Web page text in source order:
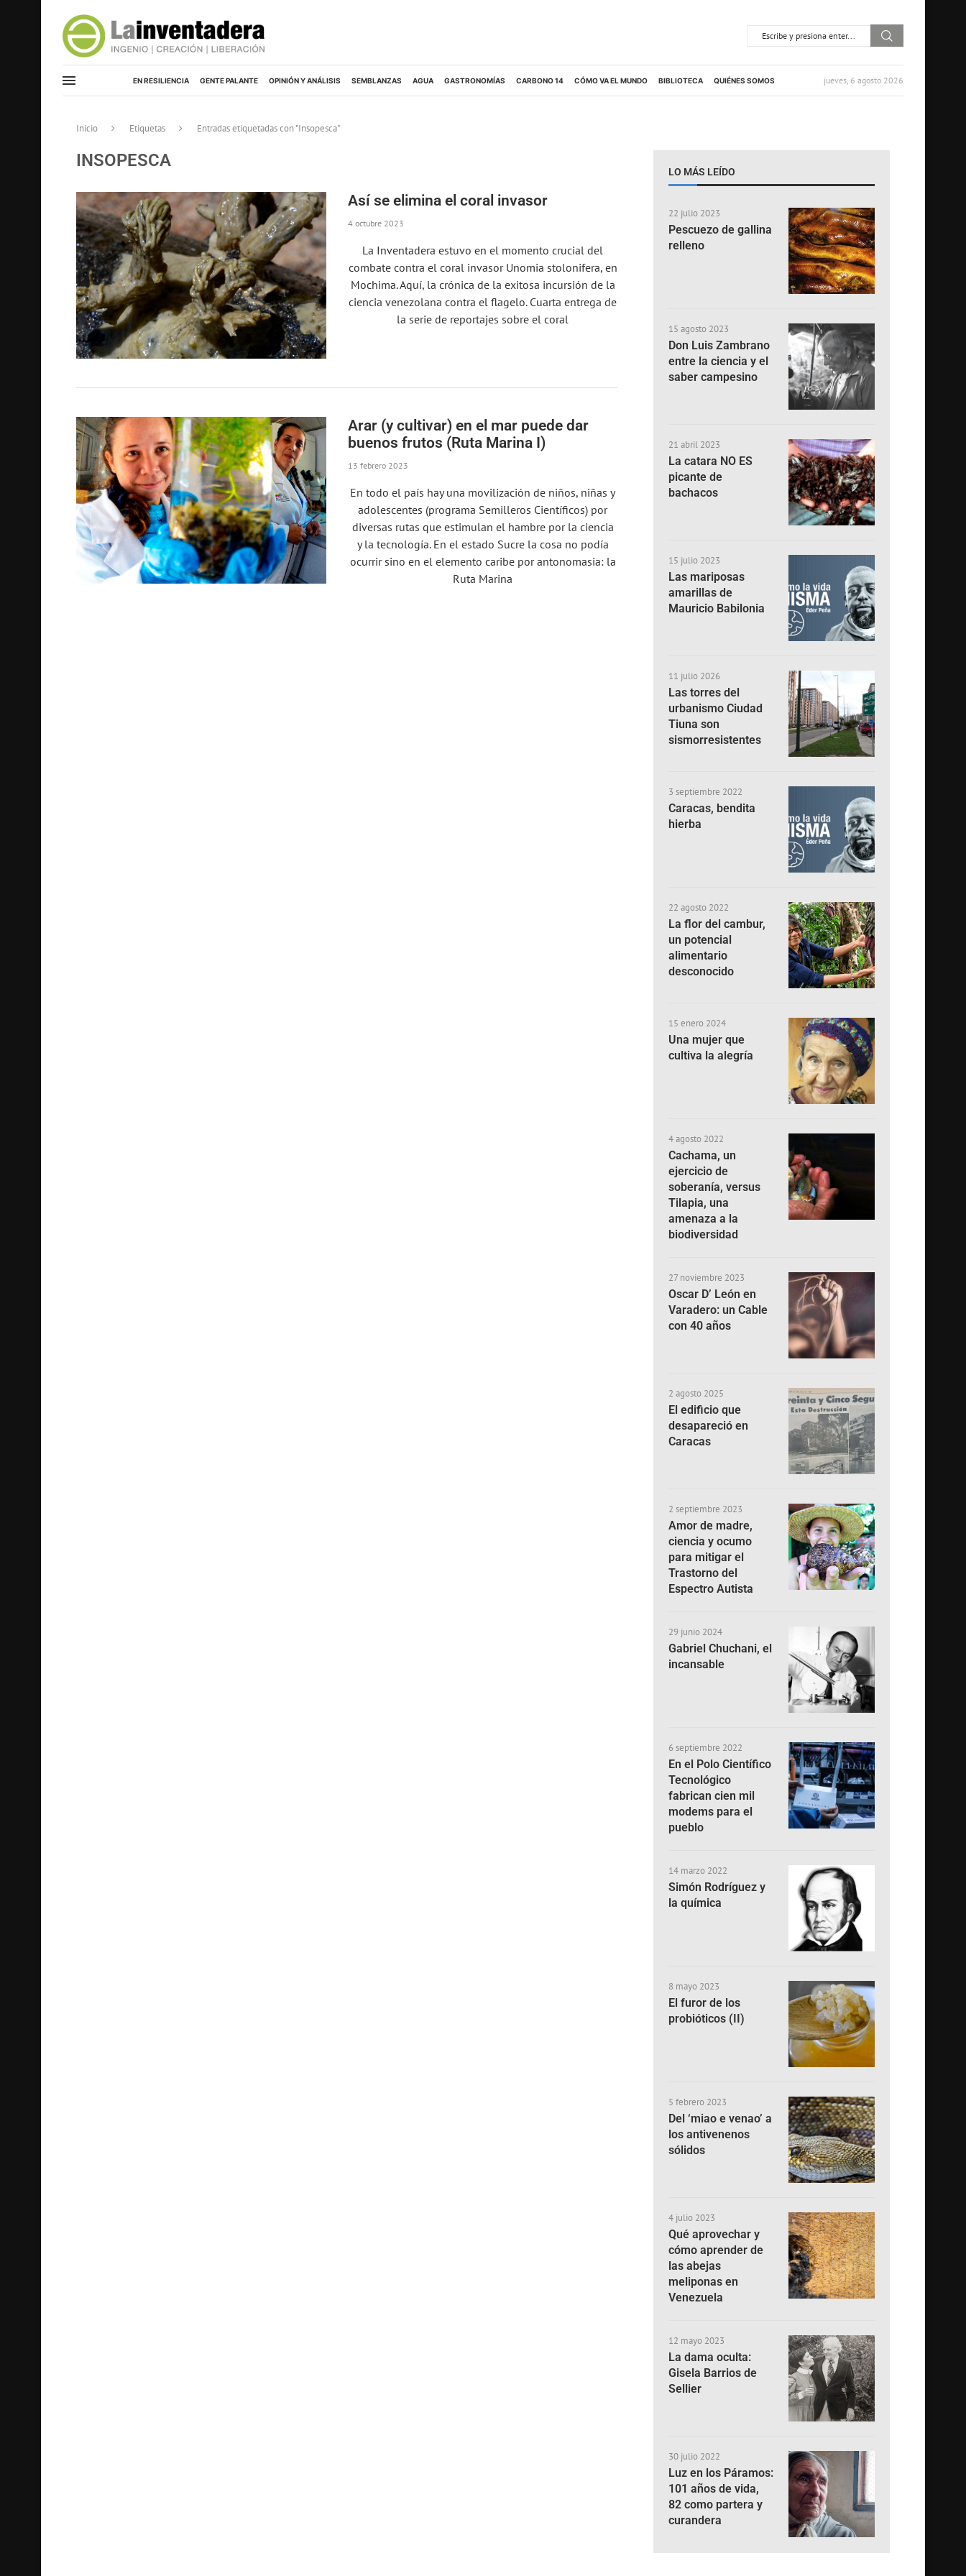
EN RESILIENCIA GENTE PALANTE OPINIÓN Y ANÁLISIS SEMBLANZAS AGUA GASTRONOMÍAS CARBONO 14 CÓMO VA EL MUNDO BIBLIOTECA QUIÉNES SOMOS jueves, 6 agosto 2026
Inicio Etiquetas Entradas etiquetadas con "Insopesca"
INSOPESCA
Así se elimina el coral invasor
4 octubre 2023
La Inventadera estuvo en el momento crucial del
combate contra el coral invasor Unomia stolonifera, en
Mochima. Aquí, la crónica de la exitosa incursión de la
ciencia venezolana contra el flagelo. Cuarta entrega de
la serie de reportajes sobre el coral
Arar (y cultivar) en el mar puede dar
buenos frutos (Ruta Marina I)
13 febrero 2023
En todo el país hay una movilización de niños, niñas y
adolescentes (programa Semilleros Científicos) por
diversas rutas que estimulan el hambre por la ciencia
y la tecnología. En el estado Sucre la cosa no podía
ocurrir sino en el elemento caribe por antonomasia: la
Ruta Marina
LO MÁS LEÍDO
22 julio 2023
Pescuezo de gallina
relleno
15 agosto 2023
Don Luis Zambrano
entre la ciencia y el
saber campesino
21 abril 2023
La catara NO ES
picante de
bachacos
15 julio 2023
Las mariposas
amarillas de
Mauricio Babilonia
11 julio 2026
Las torres del
urbanismo Ciudad
Tiuna son
sismorresistentes
3 septiembre 2022
Caracas, bendita
hierba
22 agosto 2022
La flor del cambur,
un potencial
alimentario
desconocido
15 enero 2024
Una mujer que
cultiva la alegría
4 agosto 2022
Cachama, un
ejercicio de
soberanía, versus
Tilapia, una
amenaza a la
biodiversidad
27 noviembre 2023
Oscar D’ León en
Varadero: un Cable
con 40 años
2 agosto 2025
El edificio que
desapareció en
Caracas
2 septiembre 2023
Amor de madre,
ciencia y ocumo
para mitigar el
Trastorno del
Espectro Autista
29 junio 2024
Gabriel Chuchani, el
incansable
6 septiembre 2022
En el Polo Científico
Tecnológico
fabrican cien mil
modems para el
pueblo
14 marzo 2022
Simón Rodríguez y
la química
8 mayo 2023
El furor de los
probióticos (II)
5 febrero 2023
Del ‘miao e venao’ a
los antivenenos
sólidos
4 julio 2023
Qué aprovechar y
cómo aprender de
las abejas
meliponas en
Venezuela
12 mayo 2023
La dama oculta:
Gisela Barrios de
Sellier
30 julio 2022
Luz en los Páramos:
101 años de vida,
82 como partera y
curandera